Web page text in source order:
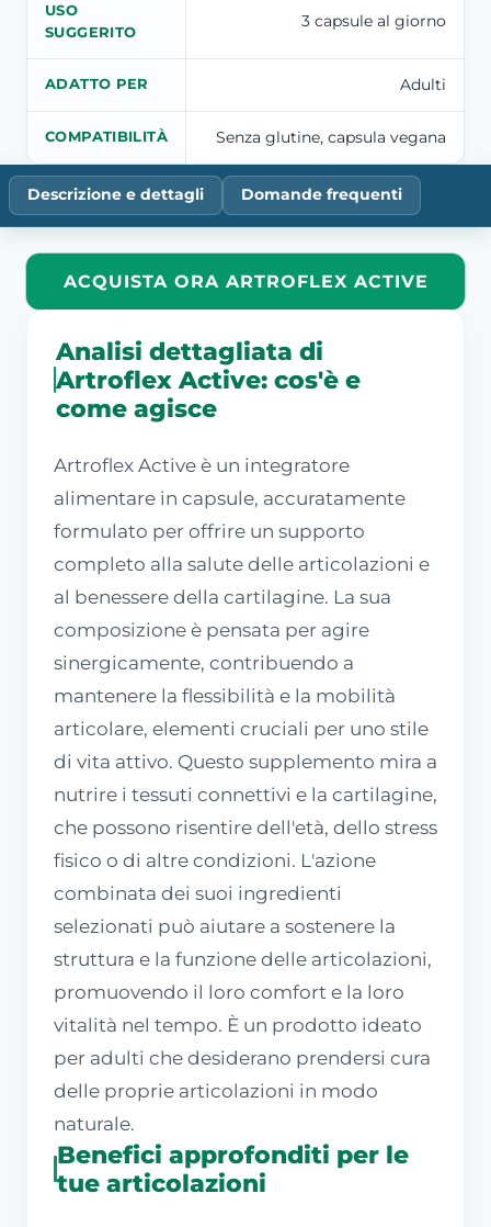
USO
SUGGERITO
3 capsule al giorno
ADATTO PER Adulti
COMPATIBILITÀ Senza glutine, capsula vegana
Descrizione e dettagli Domande frequenti
ACQUISTA ORA ARTROFLEX ACTIVE
Analisi dettagliata di
Artroflex Active: cos'è e
come agisce
Artroflex Active è un integratore
alimentare in capsule, accuratamente
formulato per offrire un supporto
completo alla salute delle articolazioni e
al benessere della cartilagine. La sua
composizione è pensata per agire
sinergicamente, contribuendo a
mantenere la flessibilità e la mobilità
articolare, elementi cruciali per uno stile
di vita attivo. Questo supplemento mira a
nutrire i tessuti connettivi e la cartilagine,
che possono risentire dell'età, dello stress
fisico o di altre condizioni. L'azione
combinata dei suoi ingredienti
selezionati può aiutare a sostenere la
struttura e la funzione delle articolazioni,
promuovendo il loro comfort e la loro
vitalità nel tempo. È un prodotto ideato
per adulti che desiderano prendersi cura
delle proprie articolazioni in modo
naturale.
Benefici approfonditi per le
tue articolazioni